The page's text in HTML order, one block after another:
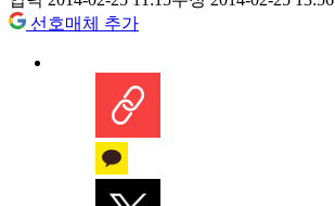
선호매체 추가